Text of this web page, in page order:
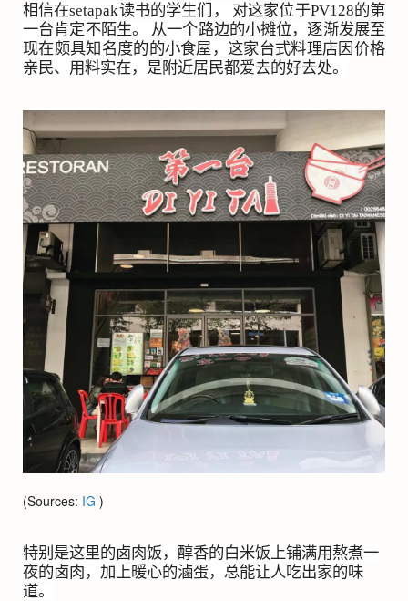
相信在setapak读书的学生们， 对这家位于PV128的第
一台肯定不陌生。 从一个路边的小摊位，逐渐发展至
现在颇具知名度的的小食屋，这家台式料理店因价格
亲民、用料实在，是附近居民都爱去的好去处。
(Sources: IG )
特别是这里的卤肉饭，醇香的白米饭上铺满用熬煮一
夜的卤肉，加上暖心的滷蛋，总能让人吃出家的味
道。